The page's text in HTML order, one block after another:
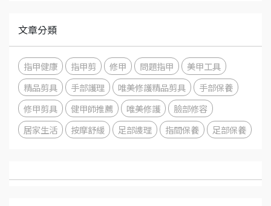
文章分類
指甲健康 指甲剪 修甲 問題指甲
美甲工具
精品剪具
手部護理 唯美修護精品剪具
手部保養
修甲剪具
健甲師推薦 唯美修護
臉部修容
居家生活
按摩舒緩 足部謢理 指間保養 足部保養